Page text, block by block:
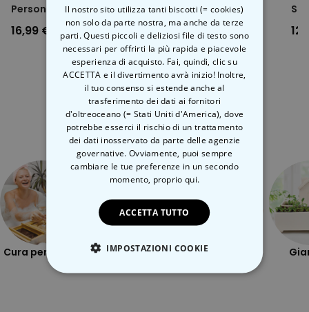
Personalizzato con Nome
16,99 € 14,99 €
Categoria correlata
Scopri l'altra categoria di cose insolite
Cura personale Alfresco sfacciato
Il nostro sito utilizza tanti biscotti (= cookies)
non solo da parte nostra, ma anche da terze
parti. Questi piccoli e deliziosi file di testo sono
necessari per offrirti la più rapida e piacevole
esperienza di acquisto. Fai, quindi, clic su
ACCETTA e il divertimento avrà inizio! Inoltre,
il tuo consenso si estende anche al
trasferimento dei dati ai fornitori
d'oltreoceano (= Stati Uniti d'America), dove
potrebbe esserci il rischio di un trattamento
dei dati inosservato da parte delle agenzie
governative. Ovviamente, puoi sempre
cambiare le tue preferenze in un secondo
momento, proprio qui.
ACCETTA TUTTO
IMPOSTAZIONI COOKIE
STRETTAMENTE NECESSARIO